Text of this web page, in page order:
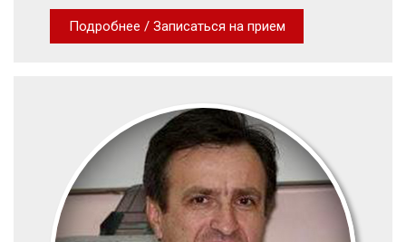
Подробнее / Записаться на прием